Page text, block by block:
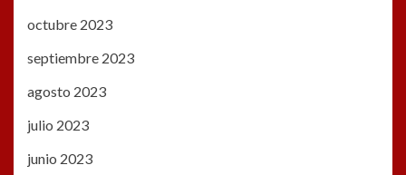
octubre 2023
septiembre 2023
agosto 2023
julio 2023
junio 2023